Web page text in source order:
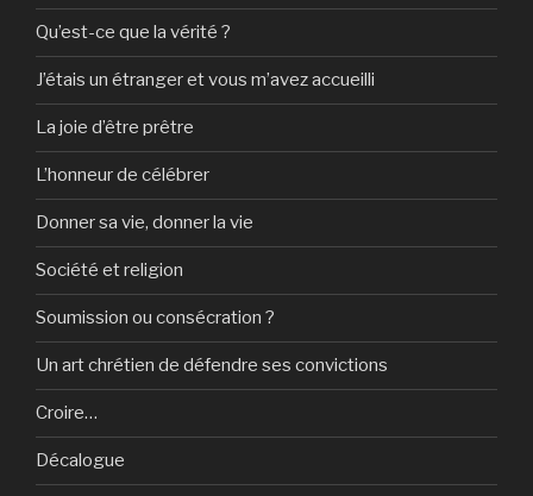
Qu’est-ce que la vérité ?
J’étais un étranger et vous m’avez accueilli
La joie d’être prêtre
L’honneur de célébrer
Donner sa vie, donner la vie
Société et religion
Soumission ou consécration ?
Un art chrétien de défendre ses convictions
Croire…
Décalogue